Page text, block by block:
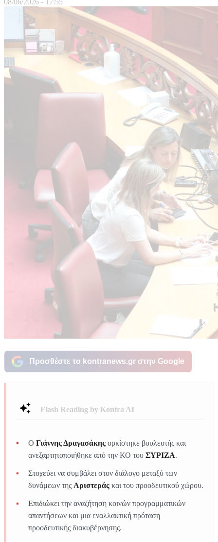
Προσθέστε το kontranews.gr στην Google
Flash Reading by Kontra AI
Ο Γιάννης Δραγασάκης ορκίστηκε βουλευτής και
ανεξαρτητοποιήθηκε από την ΚΟ του ΣΥΡΙΖΑ.
Στοχεύει να συμβάλει στον διάλογο μεταξύ των
δυνάμεων της Αριστεράς και του προοδευτικού χώρου.
Επιδιώκει την αναζήτηση κοινών προγραμματικών
απαντήσεων και μια εναλλακτική πρόταση
προοδευτικής διακυβέρνησης.